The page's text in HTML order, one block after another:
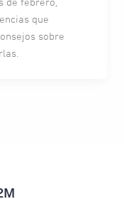
de febrero,
que
sobre